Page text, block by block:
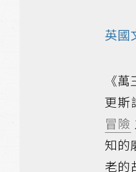
英國
《
更斯
冒險
知的
老的